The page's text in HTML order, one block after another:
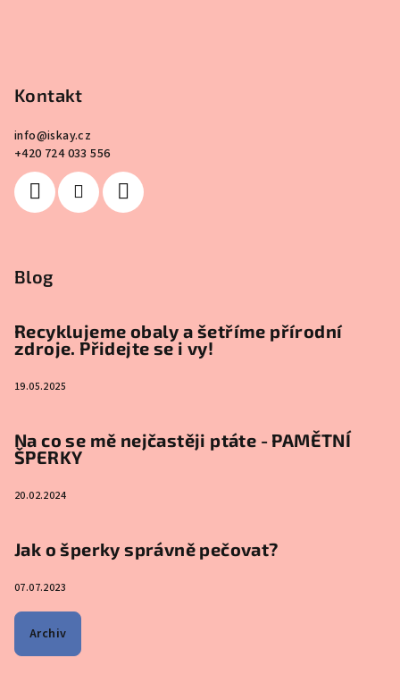
Kontakt
info@iskay.cz
+420 724 033 556
Blog
Recyklujeme obaly a šetříme přírodní
zdroje. Přidejte se i vy!
19.05.2025
Na co se mě nejčastěji ptáte - PAMĚTNÍ
ŠPERKY
20.02.2024
Jak o šperky správně pečovat?
07.07.2023
Archiv